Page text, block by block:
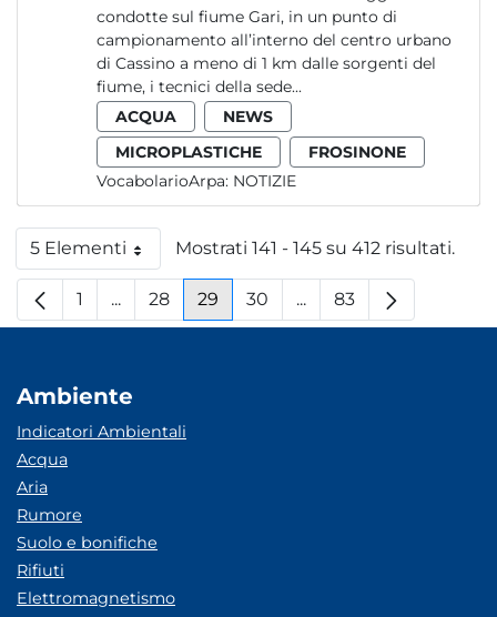
condotte sul fiume Gari, in un punto di
campionamento all’interno del centro urbano
di Cassino a meno di 1 km dalle sorgenti del
fiume, i tecnici della sede...
ACQUA
NEWS
MICROPLASTICHE
FROSINONE
VocabolarioArpa: NOTIZIE
5 ElementiPer paginaMostrati 141 - 145 su 412 risultati.
Pagina
1 ...Pagine intermedie
Pagina
28 Pagina
29 Pagina
30 ...Pagine intermedie
Pagina
83
Ambiente
Indicatori Ambientali
Acqua
Aria
Rumore
Suolo e bonifiche
Rifiuti
Elettromagnetismo